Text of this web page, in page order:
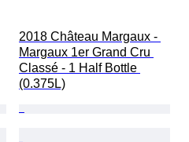
2018 Château Margaux -
Margaux 1er Grand Cru
Classé - 1 Half Bottle
(0.375L)